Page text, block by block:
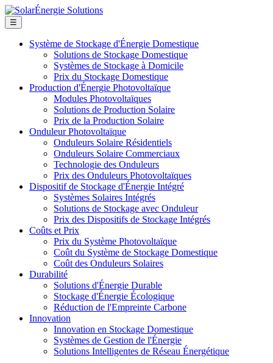
☰
Système de Stockage d'Énergie Domestique
Solutions de Stockage Domestique
Systèmes de Stockage à Domicile
Prix du Stockage Domestique
Production d'Énergie Photovoltaïque
Modules Photovoltaïques
Solutions de Production Solaire
Prix de la Production Solaire
Onduleur Photovoltaïque
Onduleurs Solaire Résidentiels
Onduleurs Solaire Commerciaux
Technologie des Onduleurs
Prix des Onduleurs Photovoltaïques
Dispositif de Stockage d'Énergie Intégré
Systèmes Solaires Intégrés
Solutions de Stockage avec Onduleur
Prix des Dispositifs de Stockage Intégrés
Coûts et Prix
Prix du Système Photovoltaïque
Coût du Système de Stockage Domestique
Coût des Onduleurs Solaires
Durabilité
Solutions d'Énergie Durable
Stockage d'Énergie Écologique
Réduction de l'Empreinte Carbone
Innovation
Innovation en Stockage Domestique
Systèmes de Gestion de l'Énergie
Solutions Intelligentes de Réseau Énergétique